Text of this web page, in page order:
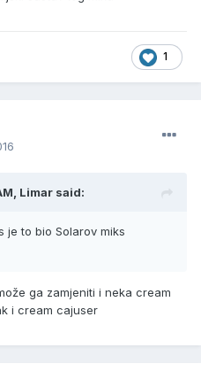
1
Limar said:
je to bio Solarov miks
ga zamjeniti i neka cream
i cream cajuser